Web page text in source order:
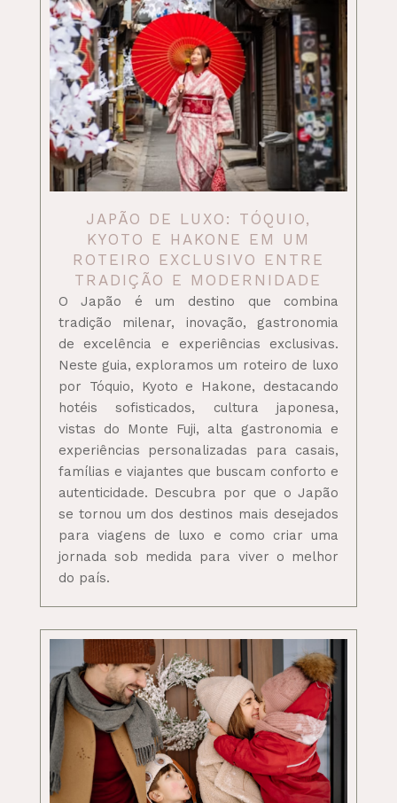
JAPÃO DE LUXO: TÓQUIO,
KYOTO E HAKONE EM UM
ROTEIRO EXCLUSIVO ENTRE
TRADIÇÃO E MODERNIDADE
O Japão é um destino que combina
tradição milenar, inovação, gastronomia
de excelência e experiências exclusivas.
Neste guia, exploramos um roteiro de luxo
por Tóquio, Kyoto e Hakone, destacando
hotéis sofisticados, cultura japonesa,
vistas do Monte Fuji, alta gastronomia e
experiências personalizadas para casais,
famílias e viajantes que buscam conforto e
autenticidade. Descubra por que o Japão
se tornou um dos destinos mais desejados
para viagens de luxo e como criar uma
jornada sob medida para viver o melhor
do país.